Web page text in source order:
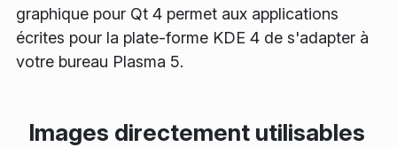
graphique pour Qt 4 permet aux applications
écrites pour la plate-forme KDE 4 de s'adapter à
votre bureau Plasma 5.
Images directement utilisables